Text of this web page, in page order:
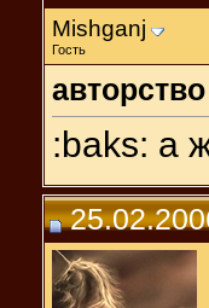
Mishganj
Гость
авторство
:baks: а